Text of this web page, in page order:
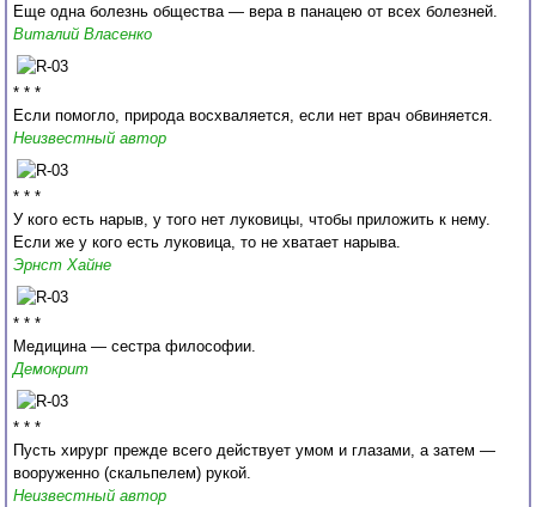
Еще одна болезнь общества — вера в панацею от всех болезней.
Виталий Власенко
* * *
Если помогло, природа восхваляется, если нет врач обвиняется.
Неизвестный автор
* * *
У кого есть нарыв, у того нет луковицы, чтобы приложить к нему.
Если же у кого есть луковица, то не хватает нарыва.
Эрнст Хайне
* * *
Медицина — сестра философии.
Демокрит
* * *
Пусть хирург прежде всего действует умом и глазами, а затем —
вооруженно (скальпелем) рукой.
Неизвестный автор